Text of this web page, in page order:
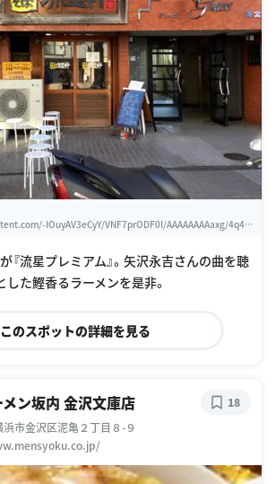
IOuyAV3eCyY/VNF7prODF0I/AAAAAAAAaxg/4q4X
『流星プレミアム』。矢沢永吉さんの曲を聴
した鰹香るラーメンを是非。
このスポットの詳細を見る
ン坂内 金沢文庫店
市金沢区泥亀２丁目８-９
18